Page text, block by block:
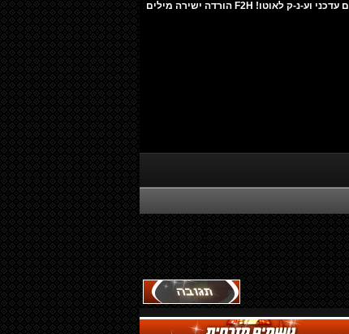
Segalovich BASE Vol.1 - אוסף להיטים עדכני וע-נ-ק לאוטו! F2H הורדה ישירה מילים